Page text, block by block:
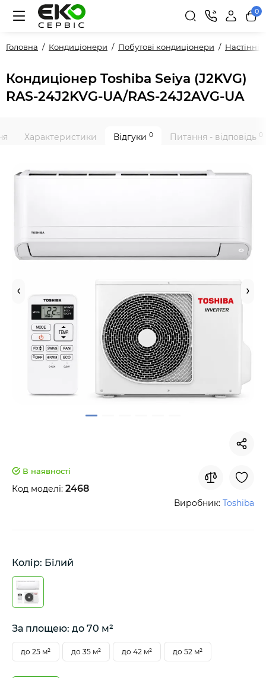
0
Головна Кондиціонери Побутові кондиціонери Настінні
Кондиціонер Toshiba Seiya (J2KVG)
RAS-24J2KVG-UA/RAS-24J2AVG-UA
Характеристики Відгуки 0 Питання - відповідь 0
В наявності
Код моделі: 2468
Виробник: Toshiba
Колір: Білий
За площею: до 70 м²
до 25 м² до 35 м² до 42 м² до 52 м²